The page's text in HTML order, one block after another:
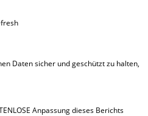
Daten sicher und geschützt zu halten,
Anpassung dieses Berichts